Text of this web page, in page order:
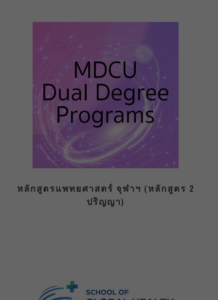
หลักสูตรแพทยศาสตร์ จุฬาฯ (หลักสูตร 2
ปริญญา)